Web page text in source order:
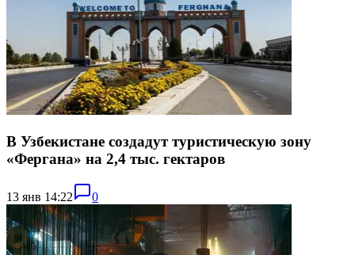
В Узбекистане создадут туристическую зону
«Фергана» на 2,4 тыс. гектаров
13 янв 14:22 0